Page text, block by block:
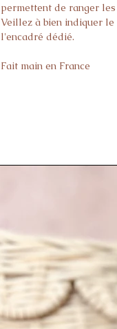
permettent de ranger
Veillez à bien indiquer
l'encadré dédié.
Fait main en France